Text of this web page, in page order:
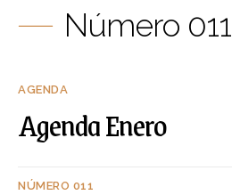
Número 011
AGENDA
Agenda Enero
NÚMERO 011